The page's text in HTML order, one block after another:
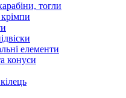
тогли
елементи
конуси